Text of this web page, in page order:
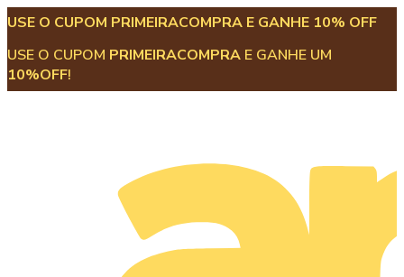
USE O CUPOM PRIMEIRACOMPRA E GANHE 10% OFF
USE O CUPOM PRIMEIRACOMPRA E GANHE UM
10%OFF!